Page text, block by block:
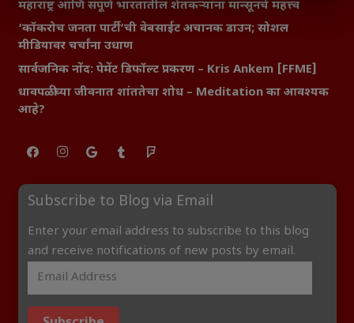
महाराष्ट्र आणि संपूर्ण भारतातील शेतकऱ्यांना मान्सूनचे महत्त्व
‘कॉकरोच जनता पार्टी’ची वेबसाईट अचानक डाउन; सोशल
मीडियावर चर्चांना उधाण
सार्वजनिक नोंद: पेमेंट डिफॉल्ट प्रकरण – Kris Ankem [FFME]
धावपळीच्या जीवनात शांततेचा शोध – Meditation का आवश्यक
आहे?
Subscribe to Blog via Email
Enter your email address to subscribe to this blog
and receive notifications of new posts by email.